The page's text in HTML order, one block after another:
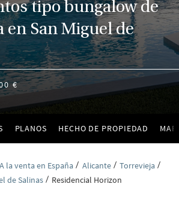
tipo bungalow de
en San Miguel de
€
PLANOS HECHO DE PROPIEDAD
A la venta en España Alicante
Torrevieja
de Salinas
Residencial Horizon